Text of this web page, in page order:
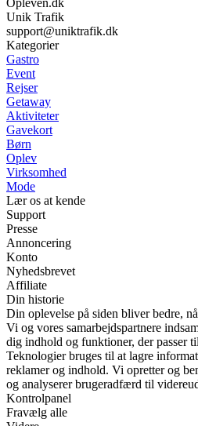
Opleven.dk
Unik Trafik
support@uniktrafik.dk
Kategorier
Gastro
Event
Rejser
Getaway
Aktiviteter
Gavekort
Børn
Oplev
Virksomhed
Mode
Lær os at kende
Support
Presse
Annoncering
Konto
Nyhedsbrevet
Affiliate
Din historie
Din oplevelse på siden bliver bedre,
Vi og vores samarbejdspartnere
dig indhold og funktioner, der passer
Teknologier bruges til at lagre
reklamer og indhold. Vi opretter og
og analyserer brugeradfærd til
Kontrolpanel
Fravælg alle